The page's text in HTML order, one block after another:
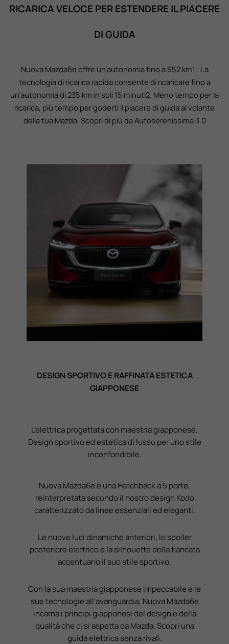
RICARICA VELOCE PER ESTENDERE IL PIACERE
DI GUIDA
Nuova Mazda6e offre un’autonomia fino a 552 km1 . La
tecnologia di ricarica rapida consente di ricaricare fino a
un’autonomia di 235 km in soli 15 minuti2. Meno tempo per la
ricarica, più tempo per goderti il piacere di guida al volante
della tua Mazda. Scopri di più da Autoserenissima 3.0
DESIGN SPORTIVO E RAFFINATA ESTETICA
GIAPPONESE
L’elettrica progettata con maestria giapponese.
Design sportivo ed estetica di lusso per uno stile
inconfondibile.
Nuova Mazda6e è una Hatchback a 5 porte,
reinterpretata secondo il nostro design Kodo
caratterizzato da linee essenziali ed eleganti.
Le nuove luci dinamiche anteriori, lo spoiler
posteriore elettrico e la silhouette della fiancata
accentuano il suo stile sportivo.
Con la sua maestria giapponese impeccabile e le
sue tecnologie all’avanguardia, Nuova Mazda6e
incarna i principi giapponesi del design e della
qualità che ci si aspetta da Mazda. Scopri una
guida elettrica senza rivali.